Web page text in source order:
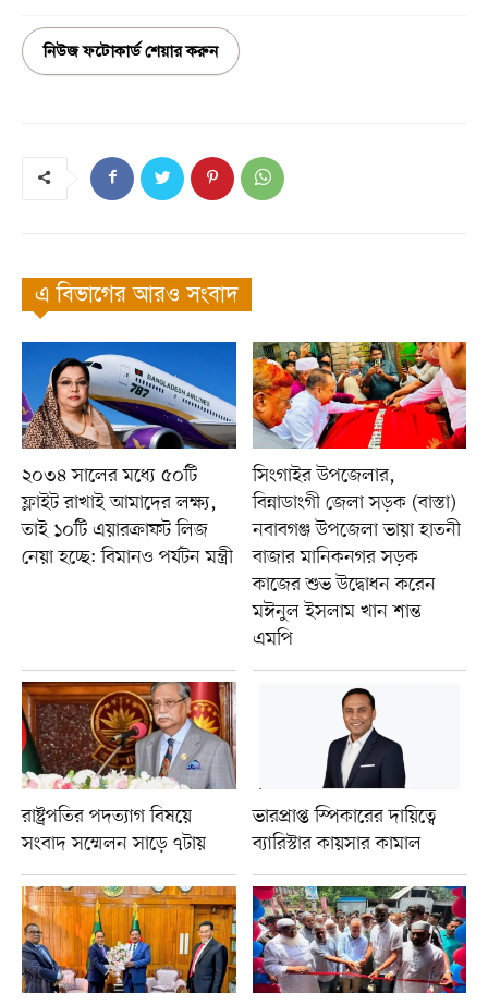
নিউজ ফটোকার্ড শেয়ার করুন
এ বিভাগের আরও সংবাদ
২০৩৪ সালের মধ্যে ৫০টি
ফ্লাইট রাখাই আমাদের লক্ষ্য,
তাই ১০টি এয়ারক্রাফট লিজ
নেয়া হচ্ছে: বিমানও পর্যটন মন্ত্রী
সিংগাইর উপজেলার,
বিন্নাডাংগী জেলা সড়ক (বাস্তা)
নবাবগঞ্জ উপজেলা ভায়া হাতনী
বাজার মানিকনগর সড়ক
কাজের শুভ উদ্বোধন করেন
মঈনুল ইসলাম খান শান্ত
এমপি
রাষ্ট্রপতির পদত্যাগ বিষয়ে
সংবাদ সম্মেলন সাড়ে ৭টায়
ভারপ্রাপ্ত স্পিকারের দায়িত্বে
ব্যারিস্টার কায়সার কামাল